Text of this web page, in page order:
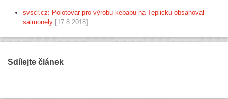
svscr.cz: Polotovar pro výrobu kebabu na Teplicku obsahoval
salmonely [17.8.2018]
Sdílejte článek